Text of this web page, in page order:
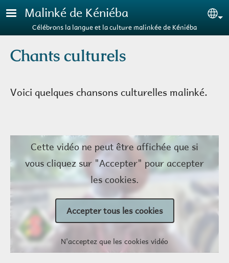
Aller au contenu principal
Malinké de Kéniéba
Célébrons la langue et la culture malinkée de Kéniéba
Chants culturels
Voici quelques chansons culturelles malinké.
Cette vidéo ne peut être affichée que si
vous cliquez sur "Accepter" pour accepter
les cookies.
Accepter tous les cookies
N'acceptez que les cookies vidéo